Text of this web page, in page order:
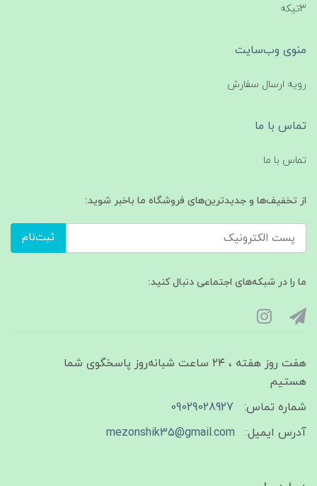
3تیکه
منوی وب‌سایت
رویه ارسال سفارش
تماس با ما
تماس با ما
از تخفیف‌ها و جدیدترین‌های فروشگاه ما باخبر شوید:
ثبت‌نام
ما را در شبکه‌های اجتماعی دنبال کنید:
هفت روز هفته ، ۲۴ ساعت شبانه‌روز پاسخگوی شما
هستیم
شماره تماس:
09029028927
آدرس ایمیل:
mezonshik35@gmail.com